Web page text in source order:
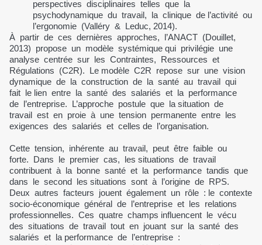
perspectives disciplinaires telles que la
psychodynamique du travail, la clinique de l’activité ou
l’ergonomie (Valléry & Leduc, 2014).
À partir de ces dernières approches, l’ANACT (Douillet,
2013) propose un modèle systémique qui privilégie une
analyse centrée sur les Contraintes, Ressources et
Régulations (C2R). Le modèle C2R repose sur une vision
dynamique de la construction de la santé au travail qui
fait le lien entre la santé des salariés et la performance
de l’entreprise. L’approche postule que la situation de
travail est en proie à une tension permanente entre les
exigences des salariés et celles de l’organisation.
Cette tension, inhérente au travail, peut être faible ou
forte. Dans le premier cas, les situations de travail
contribuent à la bonne santé et la performance tandis que
dans le second les situations sont à l’origine de RPS.
Deux autres facteurs jouent également un rôle : le contexte
socio-économique général de l’entreprise et les relations
professionnelles. Ces quatre champs influencent le vécu
des situations de travail tout en jouant sur la santé des
salariés et la performance de l’entreprise :